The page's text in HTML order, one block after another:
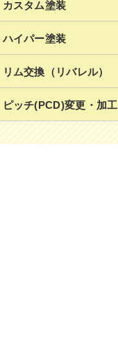
カスタム塗装
ハイパー塗装
リム交換（リバレル）
ピッチ(PCD)変更・加工